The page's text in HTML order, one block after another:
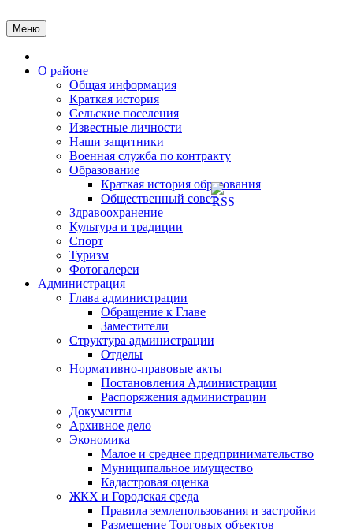
к
содержимому
Меню
О районе
Общая информация
Краткая история
Сельские поселения
Известные личности
Наши защитники
Военная служба по контракту
Образование
Краткая история образования
Общественный совет
Здравоохранение
Культура и традиции
Спорт
Туризм
Фотогалереи
Администрация
Глава администрации
Обращение к Главе
Заместители
Структура администрации
Отделы
Нормативно-правовые акты
Постановления Администрации
Распоряжения администрации
Документы
Архивное дело
Экономика
Малое и среднее предпринимательство
Муниципальное имущество
Кадастровая оценка
ЖКХ и Городская среда
Правила землепользования и застройки
Размещение Торговых объектов